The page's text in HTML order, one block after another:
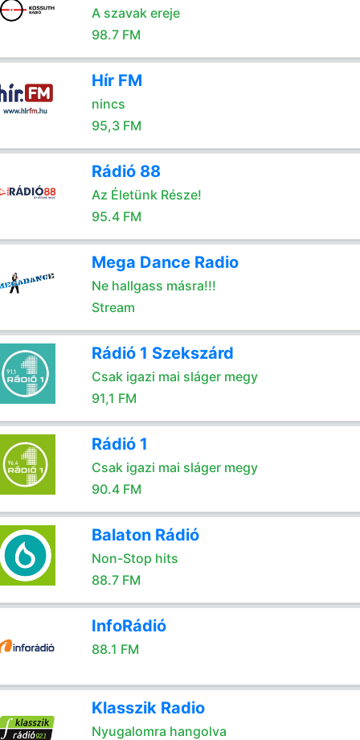
A szavak ereje
98.7 FM
Hír FM
nincs
95,3 FM
Rádió 88
Az Életünk Része!
95.4 FM
Mega Dance Radio
Ne hallgass másra!!!
Stream
Rádió 1 Szekszárd
Csak igazi mai sláger megy
91,1 FM
Rádió 1
Csak igazi mai sláger megy
90.4 FM
Balaton Rádió
Non-Stop hits
88.7 FM
InfoRádió
88.1 FM
Klasszik Radio
Nyugalomra hangolva